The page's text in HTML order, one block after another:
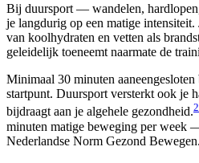
Bij duursport — wandelen,
je langdurig op een matige
van koolhydraten en vetten als
geleidelijk toeneemt naarmate de
Minimaal 30 minuten
startpunt. Duursport versterkt ook je
bijdraagt aan je algehele gezondheid.2
minuten matige beweging per week
Nederlandse Norm Gezond Bewegen.